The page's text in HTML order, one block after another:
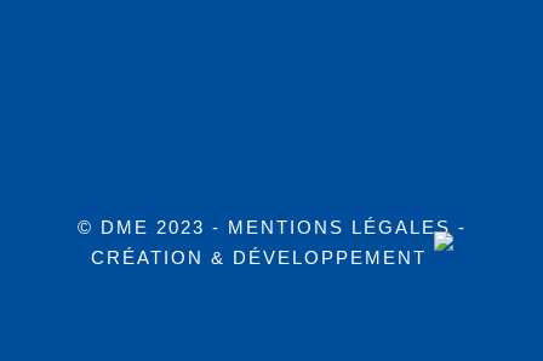
© DME 2023 - MENTIONS LÉGALES -
CRÉATION & DÉVELOPPEMENT